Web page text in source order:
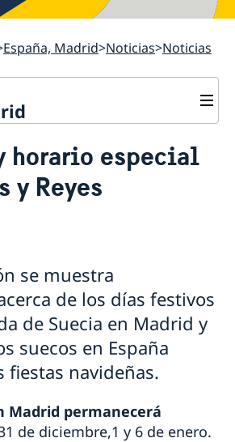
España, Madrid Noticias Noticias
de Protección de Datos (RGPD)
cultural y comercial
horario especial
y Reyes
se muestra
de los días festivos
de Suecia en Madrid y
suecos en España
fiestas navideñas.
Madrid permanecerá
de diciembre,1 y 6 de enero.